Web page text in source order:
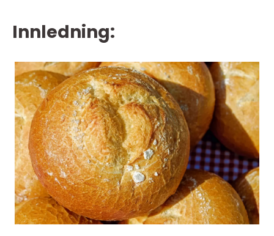
Innledning: